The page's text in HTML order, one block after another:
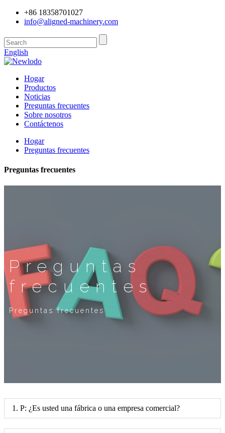
+86 18358701027
info@aligned-machinery.com
English
Hogar
Productos
Noticias
Preguntas frecuentes
Sobre nosotros
Contáctenos
Hogar
Preguntas frecuentes
Preguntas frecuentes
Preguntas
frecuentes
Preguntas frecuentes
1. P: ¿Es usted una fábrica o una empresa comercial?